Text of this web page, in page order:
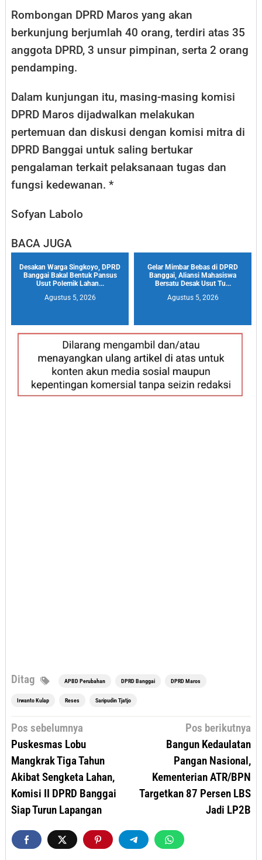
Rombongan DPRD Maros yang akan
berkunjung berjumlah 40 orang, terdiri atas 35
anggota DPRD, 3 unsur pimpinan, serta 2 orang
pendamping.
Dalam kunjungan itu, masing-masing komisi
DPRD Maros dijadwalkan melakukan
pertemuan dan diskusi dengan komisi mitra di
DPRD Banggai untuk saling bertukar
pengalaman terkait pelaksanaan tugas dan
fungsi kedewanan. *
Sofyan Labolo
BACA JUGA
Desakan Warga Singkoyo, DPRD
Banggai Bakal Bentuk Pansus
Usut Polemik Lahan...
Agustus 5, 2026
Gelar Mimbar Bebas di DPRD
Banggai, Aliansi Mahasiswa
Bersatu Desak Usut Tu...
Agustus 5, 2026
Ditag APBD Perubahan DPRD Banggai DPRD Maros
Irwanto Kulap Reses Saripudin Tjatjo
Navigasi
Pos sebelumnya
Puskesmas Lobu
Mangkrak Tiga Tahun
Akibat Sengketa Lahan,
Komisi II DPRD Banggai
Siap Turun Lapangan
Pos berikutnya
Bangun Kedaulatan
Pangan Nasional,
Kementerian ATR/BPN
Targetkan 87 Persen LBS
Jadi LP2B